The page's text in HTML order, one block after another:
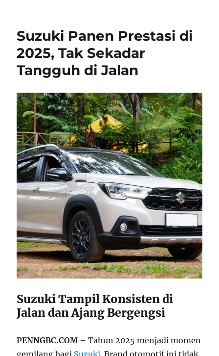
Suzuki Panen Prestasi di
2025, Tak Sekadar
Tangguh di Jalan
Suzuki Tampil Konsisten di
Jalan dan Ajang Bergengsi
PENNGBC.COM– Tahun 2025 menjadi momen